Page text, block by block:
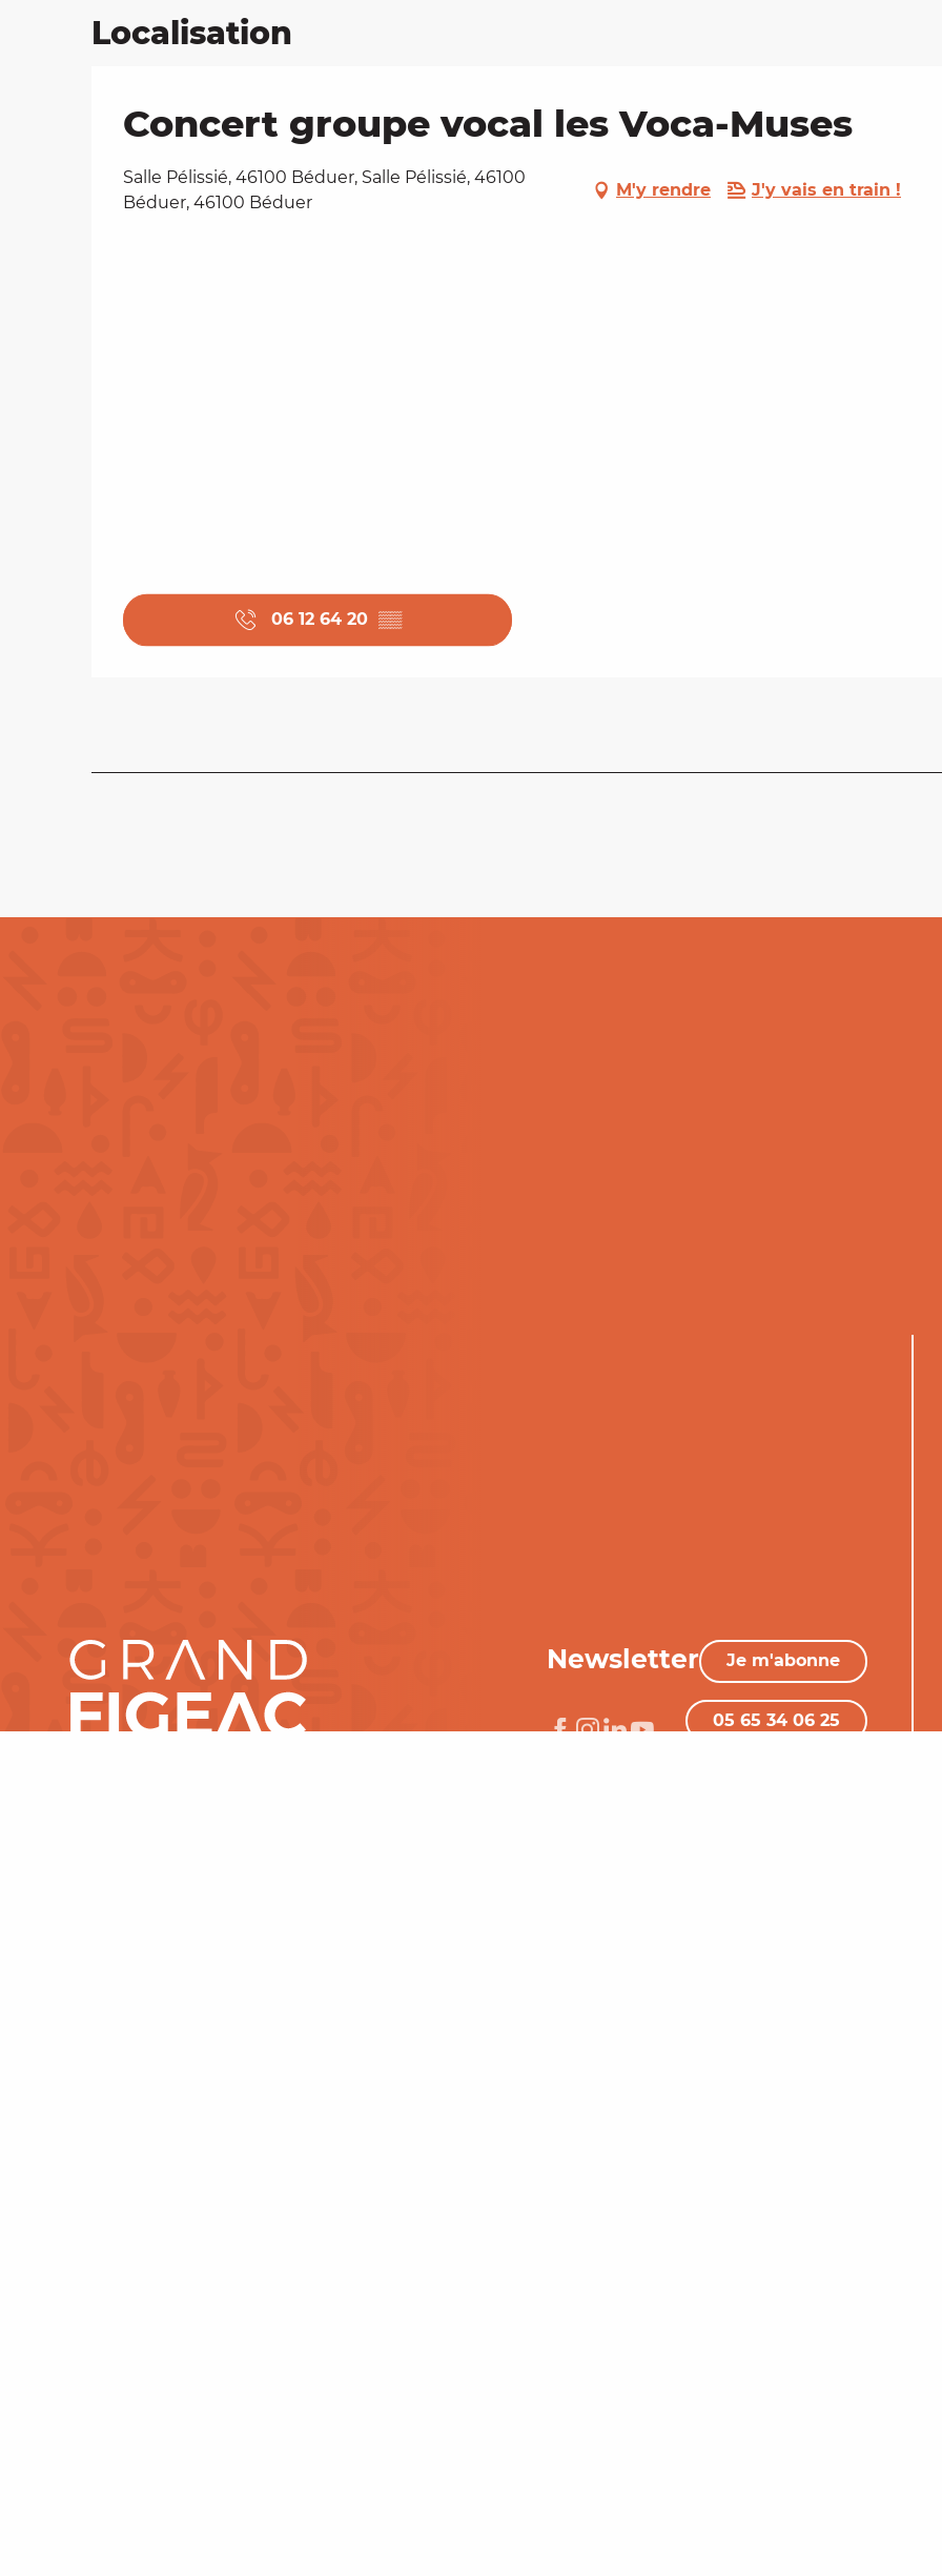
Localisation
Concert groupe vocal les Voca-Muses
Salle Pélissié, 46100 Béduer, Salle Pélissié, 46100
Béduer, 46100 Béduer
M'y rendre J'y vais en train !
06 12 64 20 ▒▒
Newsletter Je m'abonne
05 65 34 06 25